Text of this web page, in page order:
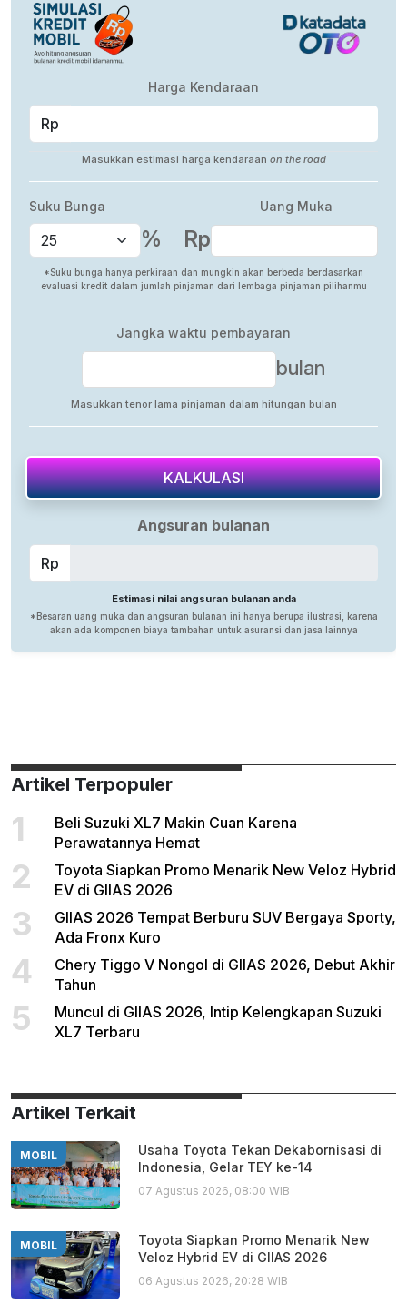
Artikel Terpopuler
1
Beli Suzuki XL7 Makin Cuan Karena
Perawatannya Hemat
2
Toyota Siapkan Promo Menarik New Veloz Hybrid
EV di GIIAS 2026
3
GIIAS 2026 Tempat Berburu SUV Bergaya Sporty,
Ada Fronx Kuro
4
Chery Tiggo V Nongol di GIIAS 2026, Debut Akhir
Tahun
5
Muncul di GIIAS 2026, Intip Kelengkapan Suzuki
XL7 Terbaru
Artikel Terkait
MOBIL
Usaha Toyota Tekan Dekabornisasi di
Indonesia, Gelar TEY ke-14
07 Agustus 2026, 08:00 WIB
MOBIL
Toyota Siapkan Promo Menarik New
Veloz Hybrid EV di GIIAS 2026
06 Agustus 2026, 20:28 WIB